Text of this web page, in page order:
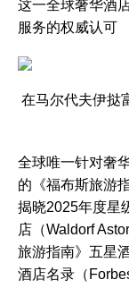
这一全球奢华酒
服务的权威认可
在马尔代夫伊挞
全球唯一针对奢
的《福布斯旅游
揭晓2025年度星
店（Waldorf
旅游指南》五星
酒店名录（